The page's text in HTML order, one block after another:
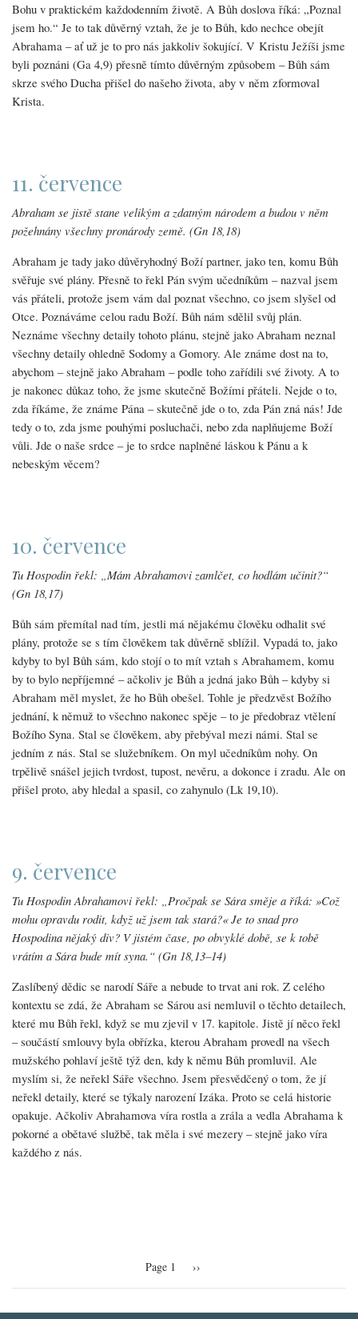
Bohu v praktickém každodenním životě. A Bůh doslova říká: „Poznal
jsem ho.“ Je to tak důvěrný vztah, že je to Bůh, kdo nechce obejít
Abrahama – ať už je to pro nás jakkoliv šokující. V Kristu Ježíši jsme
byli poznáni (Ga 4,9) přesně tímto důvěrným způsobem – Bůh sám
skrze svého Ducha přišel do našeho života, aby v něm zformoval
Krista.
11. července
Abraham se jistě stane velikým a zdatným národem a budou v něm
požehnány všechny pronárody země. (Gn 18,18)
Abraham je tady jako důvěryhodný Boží partner, jako ten, komu Bůh
svěřuje své plány. Přesně to řekl Pán svým učedníkům – nazval jsem
vás přáteli, protože jsem vám dal poznat všechno, co jsem slyšel od
Otce. Poznáváme celou radu Boží. Bůh nám sdělil svůj plán.
Neznáme všechny detaily tohoto plánu, stejně jako Abraham neznal
všechny detaily ohledně Sodomy a Gomory. Ale známe dost na to,
abychom – stejně jako Abraham – podle toho zařídili své životy. A to
je nakonec důkaz toho, že jsme skutečně Božími přáteli. Nejde o to,
zda říkáme, že známe Pána – skutečně jde o to, zda Pán zná nás! Jde
tedy o to, zda jsme pouhými posluchači, nebo zda naplňujeme Boží
vůli. Jde o naše srdce – je to srdce naplněné láskou k Pánu a k
nebeským věcem?
10. července
Tu Hospodin řekl: „Mám Abrahamovi zamlčet, co hodlám učinit?“
(Gn 18,17)
Bůh sám přemítal nad tím, jestli má nějakému člověku odhalit své
plány, protože se s tím člověkem tak důvěrně sblížil. Vypadá to, jako
kdyby to byl Bůh sám, kdo stojí o to mít vztah s Abrahamem, komu
by to bylo nepříjemné – ačkoliv je Bůh a jedná jako Bůh – kdyby si
Abraham měl myslet, že ho Bůh obešel. Tohle je předzvěst Božího
jednání, k němuž to všechno nakonec spěje – to je předobraz vtělení
Božího Syna. Stal se člověkem, aby přebýval mezi námi. Stal se
jedním z nás. Stal se služebníkem. On myl učedníkům nohy. On
trpělivě snášel jejich tvrdost, tupost, nevěru, a dokonce i zradu. Ale on
přišel proto, aby hledal a spasil, co zahynulo (Lk 19,10).
9. července
Tu Hospodin Abrahamovi řekl: „Pročpak se Sára směje a říká: »Což
mohu opravdu rodit, když už jsem tak stará?« Je to snad pro
Hospodina nějaký div? V jistém čase, po obvyklé době, se k tobě
vrátím a Sára bude mít syna.“ (Gn 18,13–14)
Zaslíbený dědic se narodí Sáře a nebude to trvat ani rok. Z celého
kontextu se zdá, že Abraham se Sárou asi nemluvil o těchto detailech,
které mu Bůh řekl, když se mu zjevil v 17. kapitole. Jistě jí něco řekl
– součástí smlouvy byla obřízka, kterou Abraham provedl na všech
mužského pohlaví ještě týž den, kdy k němu Bůh promluvil. Ale
myslím si, že neřekl Sáře všechno. Jsem přesvědčený o tom, že jí
neřekl detaily, které se týkaly narození Izáka. Proto se celá historie
opakuje. Ačkoliv Abrahamova víra rostla a zrála a vedla Abrahama k
pokorné a obětavé službě, tak měla i své mezery – stejně jako víra
každého z nás.
Page 1 Následující
››